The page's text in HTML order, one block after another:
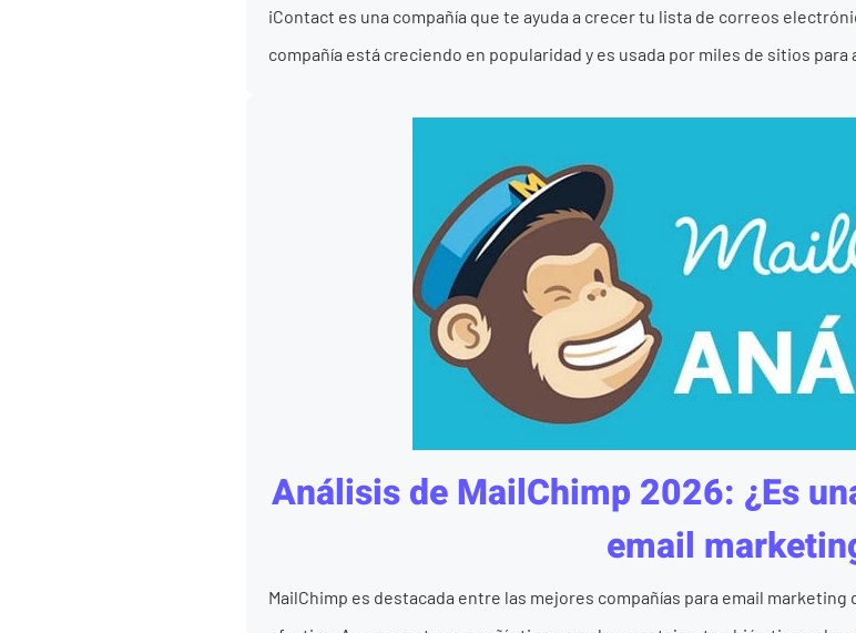
iContact es una compañía que te ayuda a crecer tu lista de correos
compañía está creciendo en popularidad y es usada por miles de sitios para
Análisis de MailChimp 2026: ¿Es
email
MailChimp es destacada entre las mejores compañías para email